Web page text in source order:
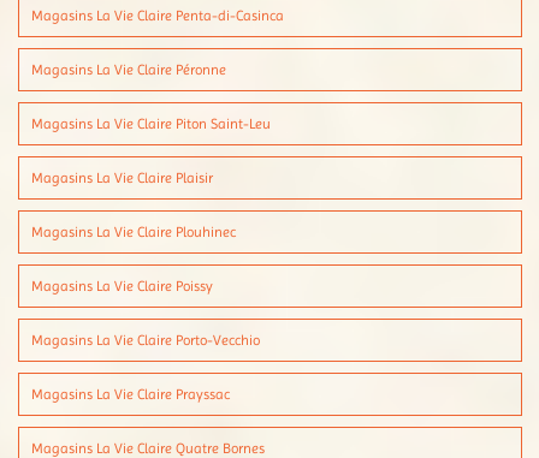
Magasins La Vie Claire Penta-di-Casinca
Magasins La Vie Claire Péronne
Magasins La Vie Claire Piton Saint-Leu
Magasins La Vie Claire Plaisir
Magasins La Vie Claire Plouhinec
Magasins La Vie Claire Poissy
Magasins La Vie Claire Porto-Vecchio
Magasins La Vie Claire Prayssac
Magasins La Vie Claire Quatre Bornes